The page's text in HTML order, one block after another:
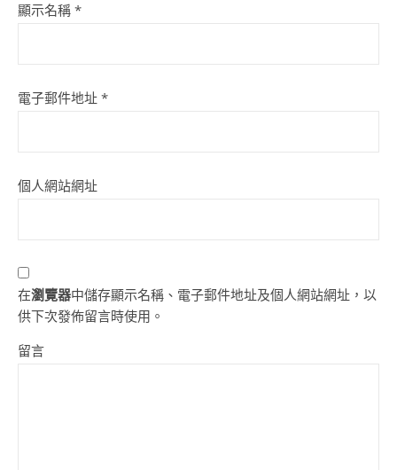
顯示名稱 *
電子郵件地址 *
個人網站網址
在瀏覽器中儲存顯示名稱、電子郵件地址及個人網站網址，以
供下次發佈留言時使用。
留言